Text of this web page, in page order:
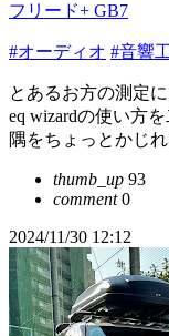
フリード+ GB7
#オーディオ #音響
とあるお方の測定
eq wizardの使い方
隅をちょっとかじ
thumb_up 93
comment0
2024/11/30 12:12